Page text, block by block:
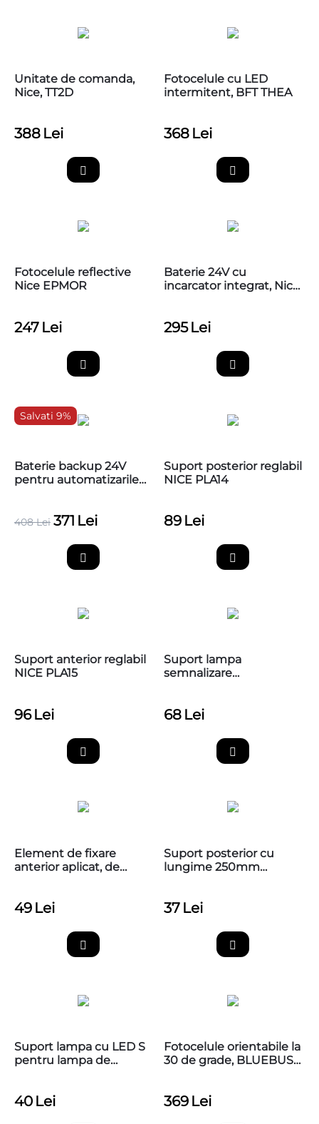
Unitate de comanda,
Nice, TT2D
388 Lei
Fotocelule cu LED
intermitent, BFT THEA
368 Lei
Fotocelule reflective
Nice EPMOR
247 Lei
Baterie 24V cu
incarcator integrat, Nice
295 Lei
Salvati 9%
Baterie backup 24V
pentru automatizarile
408 Lei 371 Lei
Suport posterior reglabil
NICE PLA14
89 Lei
Suport anterior reglabil
NICE PLA15
96 Lei
Suport lampa
semnalizare
68 Lei
Element de fixare
anterior aplicat, de
49 Lei
Suport posterior cu
lungime 250mm
PLA6
37 Lei
Suport lampa cu LED S
pentru lampa de
40 Lei
Fotocelule orientabile la
30 de grade, BLUEBUS,
369 Lei